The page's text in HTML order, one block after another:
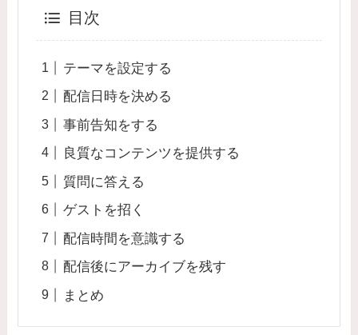
目次
テーマを設定する
配信日時を決める
事前告知をする
良質なコンテンツを提供する
質問に答える
ゲストを招く
配信時間を意識する
配信後にアーカイブを残す
まとめ